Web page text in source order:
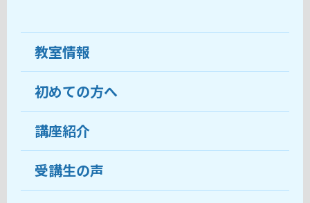
教室情報
教室について
受講生の声
おすすめ・人気の講座
初めての方へ
ココがおすすめ
料金
講座紹介
受講生の声